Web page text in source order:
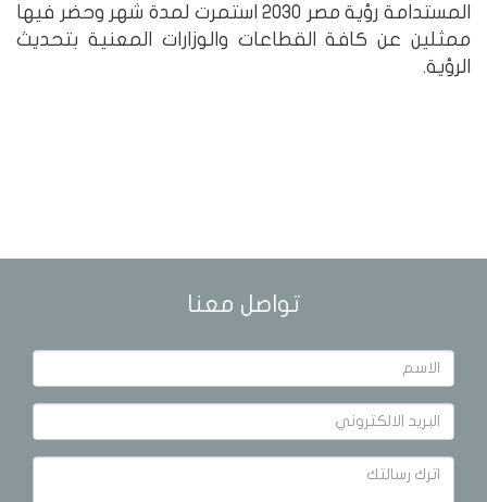
المستدامة رؤية مصر 2030 استمرت لمدة شهر وحضر فيها
ممثلين عن كافة القطاعات والوزارات المعنية بتحديث
الرؤية.
تواصل معنا